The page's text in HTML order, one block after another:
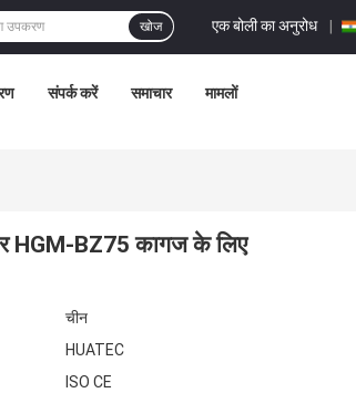
एक बोली का अनुरोध |
खोज
संपर्क करें समाचार मामलों
HGM-BZ75 कागज के लिए
चीन
HUATEC
ISO CE